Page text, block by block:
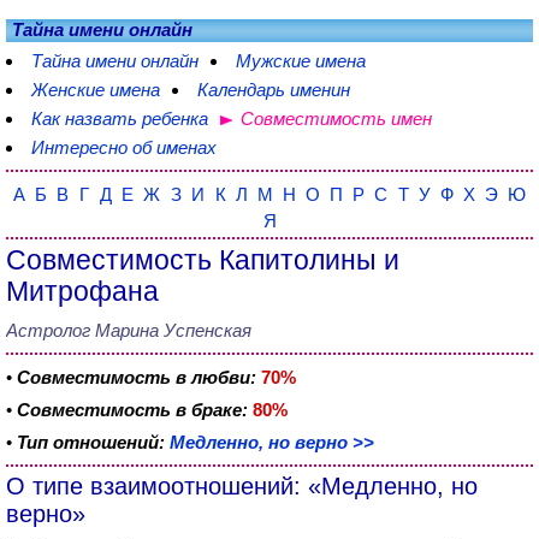
Тайна имени онлайн
Тайна имени онлайн
Мужские имена
Женские имена
Календарь именин
Как назвать ребенка
Совместимость имен
Интересно об именах
А Б В Г Д Е Ж З И К Л М Н О П Р С Т У Ф Х Э Ю
Я
Совместимость Капитолины и
Митрофана
Астролог Марина Успенская
• Совместимость в любви: 70%
• Совместимость в браке: 80%
• Тип отношений: Медленно, но верно >>
О типе взаимоотношений: «Медленно, но
верно»